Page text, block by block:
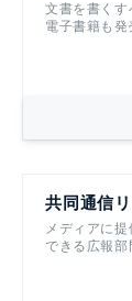
文書を書くす
電子書籍も発
共同通信
メディアに
できる広報部